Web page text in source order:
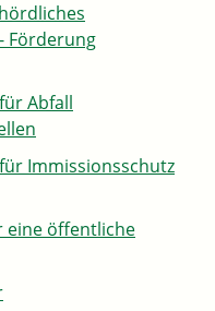
Förderung
Abfall
Immissionsschutz
eine öffentliche